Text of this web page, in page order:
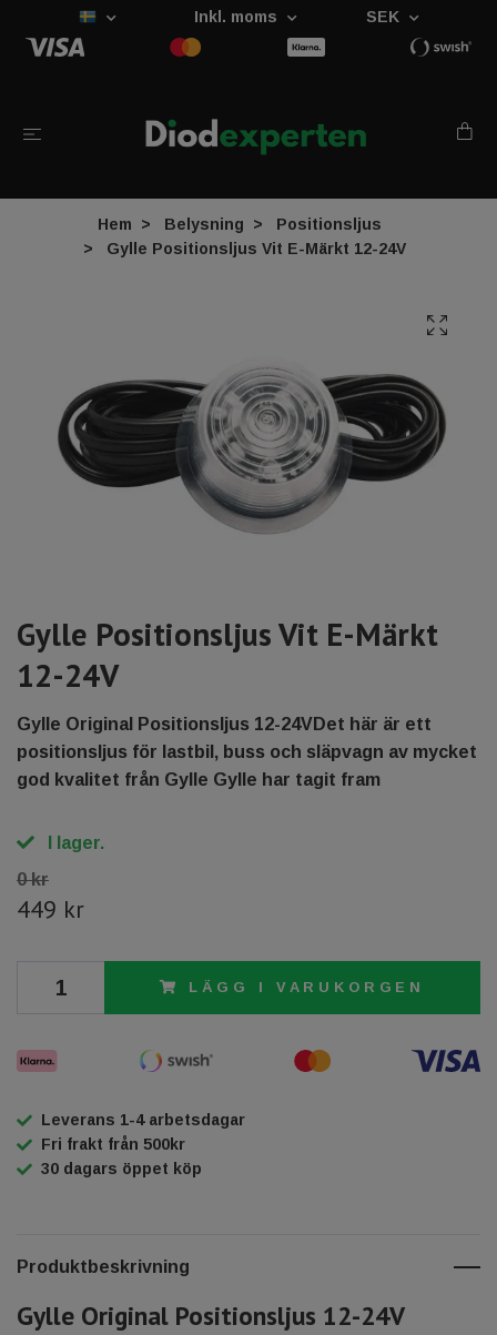
Inkl. moms SEK
Hem Belysning
Positionsljus
Gylle Positionsljus Vit E-Märkt 12-24V
Gylle Positionsljus Vit E-Märkt
12-24V
Gylle Original Positionsljus 12-24VDet här är ett
positionsljus för lastbil, buss och släpvagn av mycket
god kvalitet från Gylle Gylle har tagit fram
I lager.
0 kr
449 kr
LÄGG I VARUKORGEN
Leverans 1-4 arbetsdagar
Fri frakt från 500kr
30 dagars öppet köp
Produktbeskrivning
Gylle Original Positionsljus 12-24V